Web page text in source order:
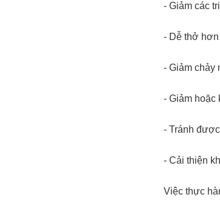
- Giảm các
- Dễ thở hơn
- Giảm chảy
- Giảm hoặc
- Tránh
- Cải thiện
Việc thực